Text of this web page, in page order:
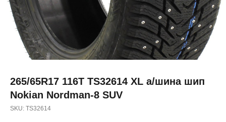
265/65R17 116T TS32614 XL а/шина шип
Nokian Nordman-8 SUV
SKU: TS32614